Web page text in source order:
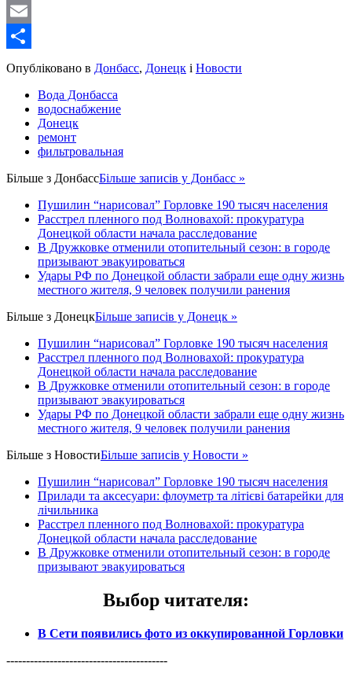
WordPress
Email
Share
Опубліковано в Донбасс, Донецк і Новости
Вода Донбасса
водоснабжение
Донецк
ремонт
фильтровальная
Більше з ДонбассБільше записів у Донбасс »
Пушилин “нарисовал” Горловке 190 тысяч населения
Расстрел пленного под Волновахой: прокуратура
Донецкой области начала расследование
В Дружковке отменили отопительный сезон: в городе
призывают эвакуироваться
Удары РФ по Донецкой области забрали еще одну жизнь
местного жителя, 9 человек получили ранения
Більше з ДонецкБільше записів у Донецк »
Пушилин “нарисовал” Горловке 190 тысяч населения
Расстрел пленного под Волновахой: прокуратура
Донецкой области начала расследование
В Дружковке отменили отопительный сезон: в городе
призывают эвакуироваться
Удары РФ по Донецкой области забрали еще одну жизнь
местного жителя, 9 человек получили ранения
Більше з НовостиБільше записів у Новости »
Пушилин “нарисовал” Горловке 190 тысяч населения
Прилади та аксесуари: флоуметр та літієві батарейки для
лічильника
Расстрел пленного под Волновахой: прокуратура
Донецкой области начала расследование
В Дружковке отменили отопительный сезон: в городе
призывают эвакуироваться
Выбор читателя:
В Сети появились фото из оккупированной Горловки
-----------------------------------------